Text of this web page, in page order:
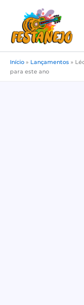
conteúdo
Início » Lançamentos »
para este ano